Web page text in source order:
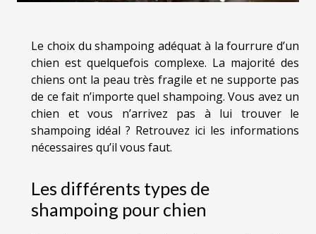
Le choix du shampoing adéquat à la fourrure d’un
chien est quelquefois complexe. La majorité des
chiens ont la peau très fragile et ne supporte pas
de ce fait n’importe quel shampoing. Vous avez un
chien et vous n’arrivez pas à lui trouver le
shampoing idéal ? Retrouvez ici les informations
nécessaires qu’il vous faut.
Les différents types de
shampoing pour chien